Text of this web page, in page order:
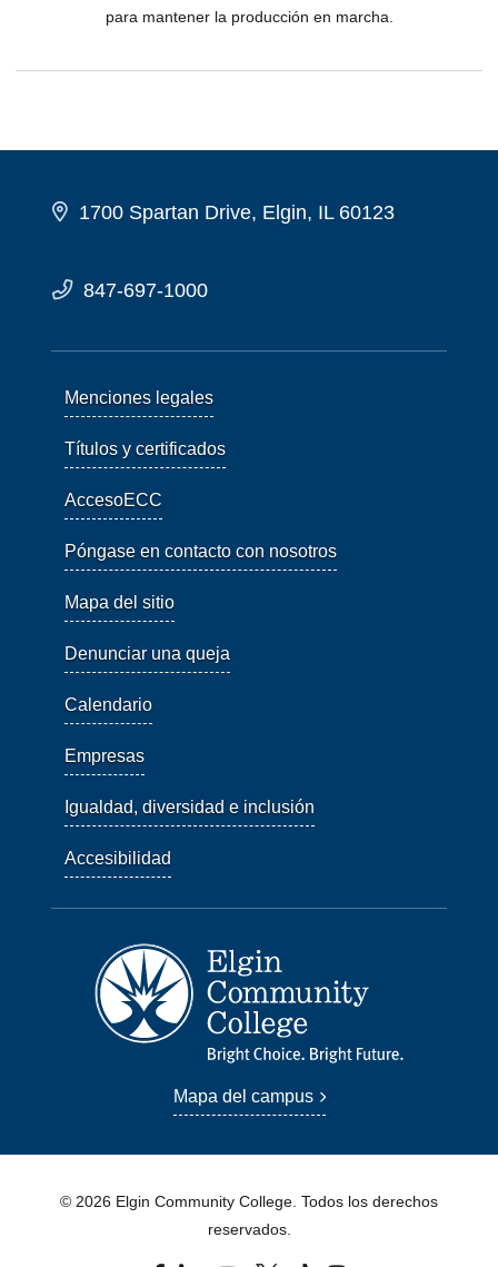
para mantener la producción en marcha.
1700 Spartan Drive, Elgin, IL 60123
847-697-1000
Menciones legales
Títulos y certificados
AccesoECC
Póngase en contacto con nosotros
Mapa del sitio
Denunciar una queja
Calendario
Empresas
Igualdad, diversidad e inclusión
Accesibilidad
Mapa del campus
© 2026 Elgin Community College. Todos los derechos
reservados.